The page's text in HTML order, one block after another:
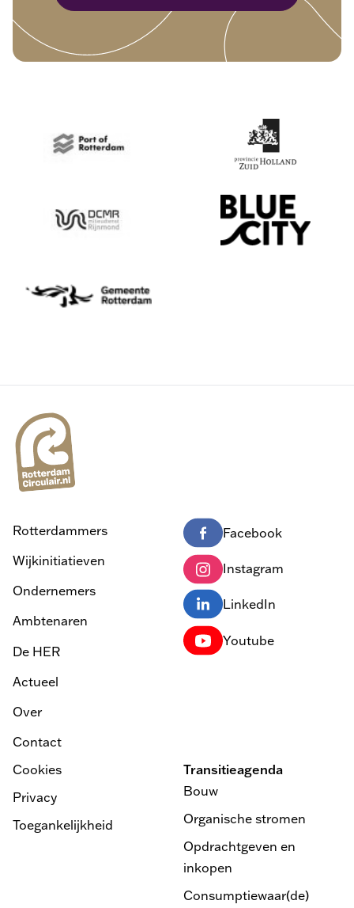
Rotterdammers
Wijkinitiatieven
Ondernemers
Ambtenaren
De HER
Actueel
Over
Contact
Facebook
Instagram
LinkedIn
Youtube
Cookies
Privacy
Toegankelijkheid
Transitieagenda
Bouw
Organische stromen
Opdrachtgeven en
inkopen
Consumptiewaar(de)